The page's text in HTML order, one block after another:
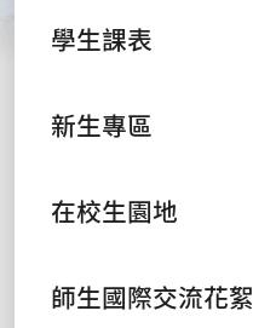
學生課表
新生專區
在校生園地
師生國際交流花絮